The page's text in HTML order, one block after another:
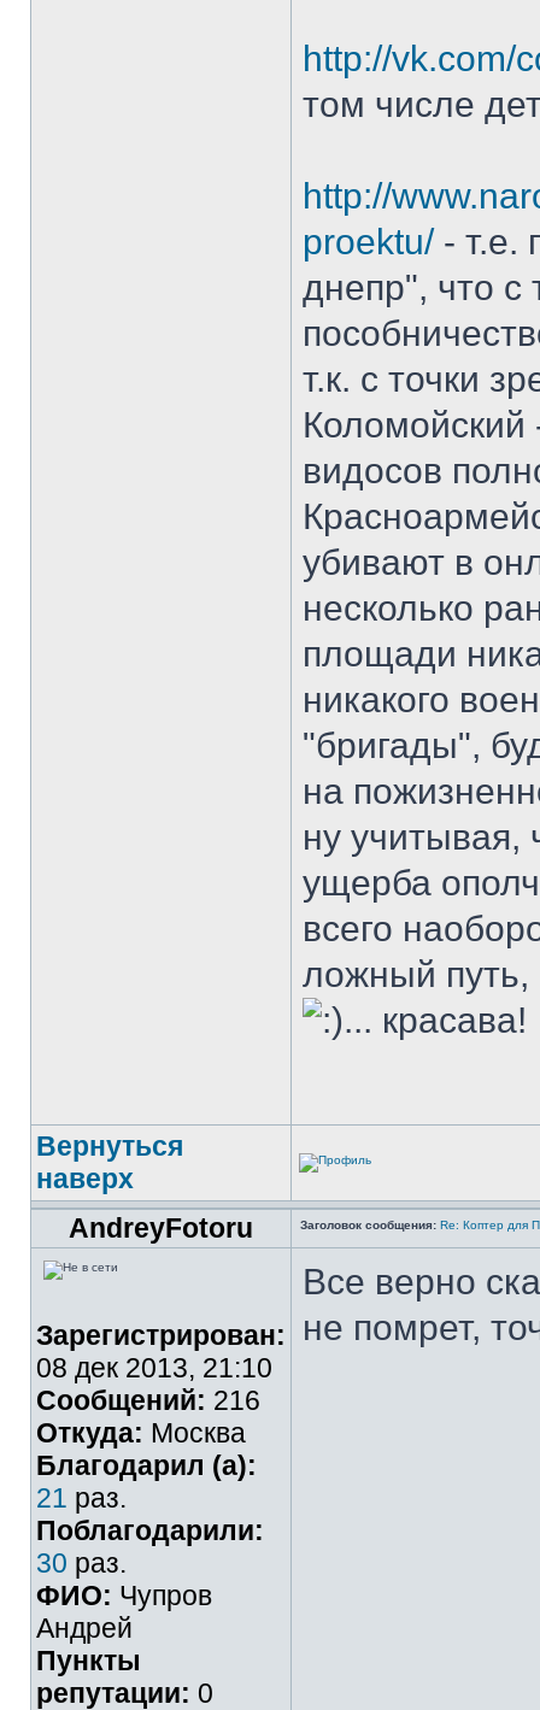
http://vk.com/
том числе
http://
proektu/- т.е.
днепр", что с
т.к. с точки
Коломойский
видосов
убивают в
несколько
площади
никакого
"бригады",
на
ну учитывая,
ущерба
всего
ложный путь,
... красава!
Вернуться
наверх
AndreyFotoru
Заголовок сообщения: Re: Коптер для
Зарегистрирован:
08 дек 2013, 21:10
Сообщений: 216
Откуда: Москва
Благодарил (а):
21 раз.
Поблагодарили:
30 раз.
ФИО: Чупров
Андрей
Пункты
репутации: 0
Все верно
не помрет,